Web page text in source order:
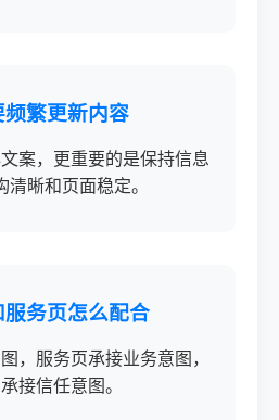
频繁更新内容
案，更重要的是保持信息
清晰和页面稳定。
务页怎么配合
，服务页承接业务意图，
接信任意图。